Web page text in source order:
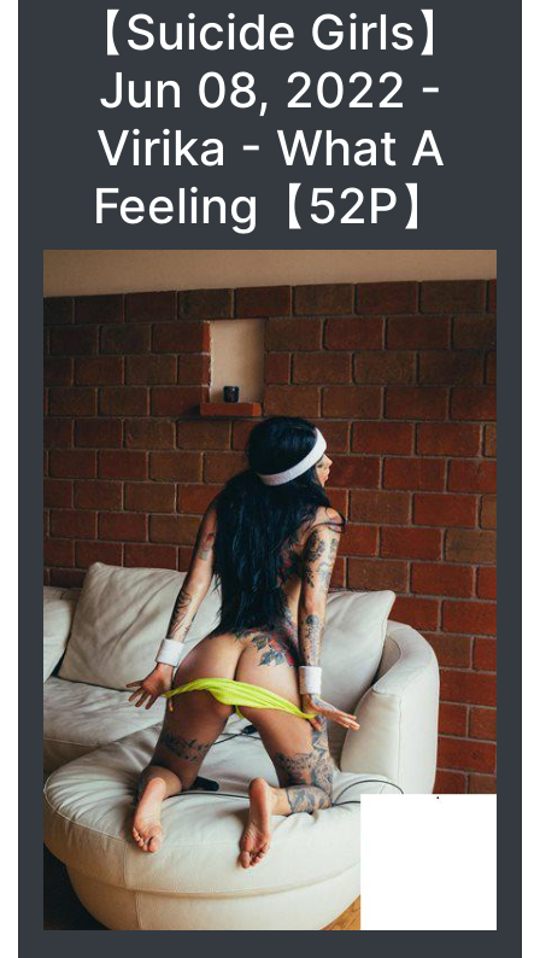
【Suicide Girls】
Jun 08, 2022 -
Virika - What A
Feeling【52P】